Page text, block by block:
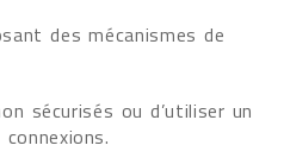
des mécanismes de
sécurisés ou d’utiliser un